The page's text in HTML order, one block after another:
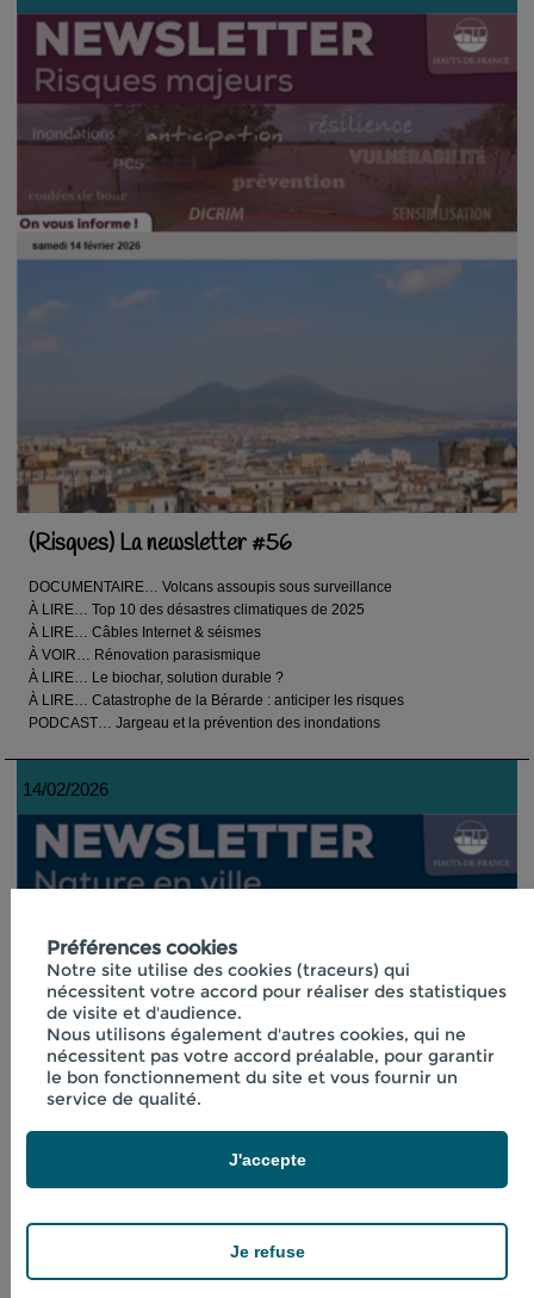
(Risques) La newsletter #56
DOCUMENTAIRE… Volcans assoupis sous surveillance
À LIRE… Top 10 des désastres climatiques de 2025
À LIRE… Câbles Internet & séismes
À VOIR… Rénovation parasismique
À LIRE… Le biochar, solution durable ?
À LIRE… Catastrophe de la Bérarde : anticiper les risques
PODCAST… Jargeau et la prévention des inondations
14/02/2026
Préférences cookies
Notre site utilise des cookies (traceurs) qui
nécessitent votre accord pour réaliser des statistiques
de visite et d'audience.
Nous utilisons également d'autres cookies, qui ne
nécessitent pas votre accord préalable, pour garantir
le bon fonctionnement du site et vous fournir un
service de qualité.
Je refuse
J'accepte